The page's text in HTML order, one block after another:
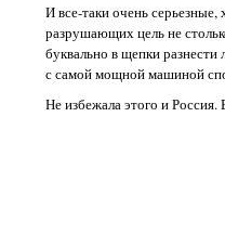
И все-таки очень
разрушающих цель не
буквально в щепки
с самой мощной машиной
Не избежала этого и